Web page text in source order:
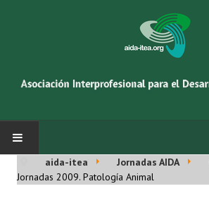
INICIO
aida-itea Jornadas AIDA
Jornadas 2009. Patología Animal